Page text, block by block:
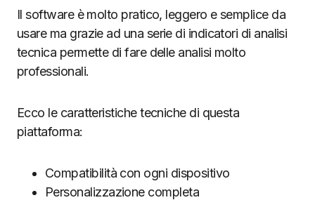
Il software è molto pratico, leggero e semplice da
usare ma grazie ad una serie di indicatori di analisi
tecnica permette di fare delle analisi molto
professionali.
Ecco le caratteristiche tecniche di questa
piattaforma:
Compatibilità con ogni dispositivo
Personalizzazione completa